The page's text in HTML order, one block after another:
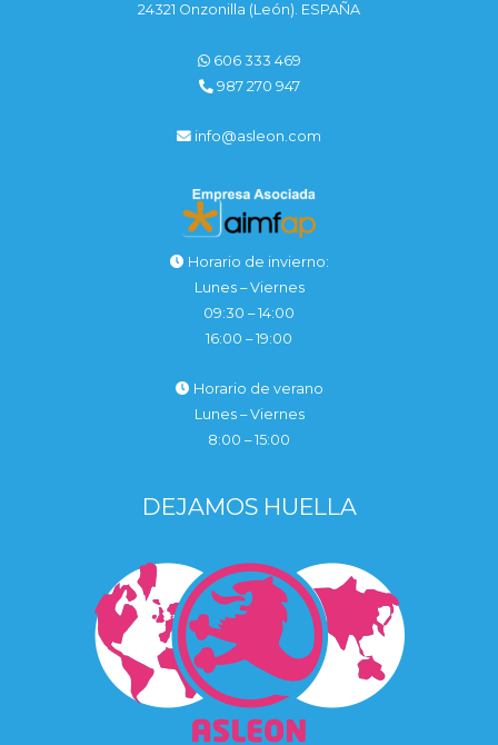
24321 Onzonilla (León). ESPAÑA
606 333 469
987 270 947
info@asleon.com
Horario de invierno:
Lunes – Viernes
09:30 – 14:00
16:00 – 19:00
Horario de verano
Lunes – Viernes
8:00 – 15:00
DEJAMOS HUELLA